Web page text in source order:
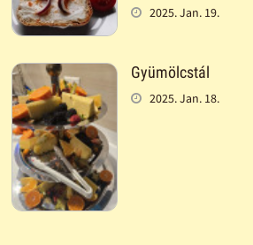
2025. Jan. 19.
Gyümölcstál
2025. Jan. 18.